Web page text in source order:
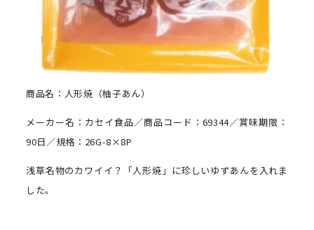
商品名：人形焼（柚子あん）
メーカー名：カセイ食品／商品コード：69344／賞味期限：
90日／規格：26G-8×8P
浅草名物のカワイイ？「人形焼」に珍しいゆずあんを入れま
した。